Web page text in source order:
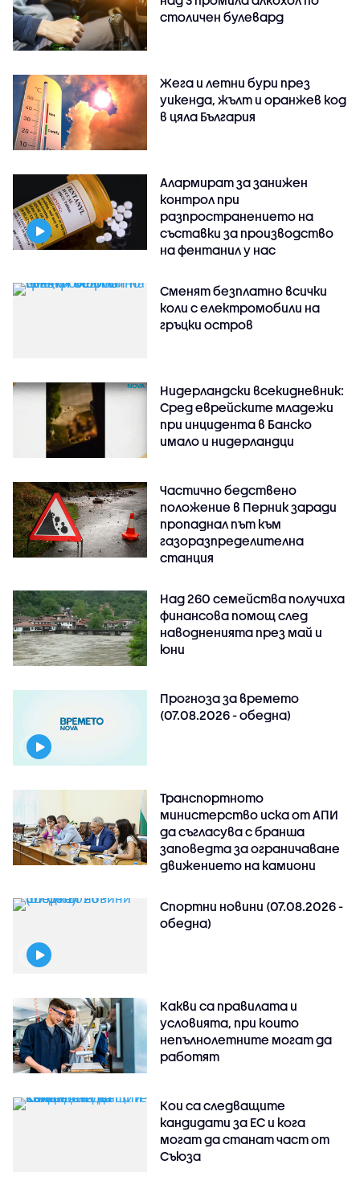
столичен булевард
Жега и летни бури през
уикенда, жълт и оранжев код
в цяла България
Алармират за занижен
контрол при
разпространението на
съставки за производство
на фентанил у нас
Сменят безплатно всички
коли с електромобили на
гръцки остров
Нидерландски всекидневник:
Сред еврейските младежи
при инцидента в Банско
имало и нидерландци
Частично бедствено
положение в Перник заради
пропаднал път към
газоразпределителна
станция
Над 260 семейства получиха
финансова помощ след
наводненията през май и
юни
Прогноза за времето
(07.08.2026 - обедна)
Транспортното
министерство иска от АПИ
да съгласува с бранша
заповедта за ограничаване
движението на камиони
Спортни новини (07.08.2026 -
обедна)
Какви са правилата и
условията, при които
непълнолетните могат да
работят
Кои са следващите
кандидати за ЕС и кога
могат да станат част от
Съюза